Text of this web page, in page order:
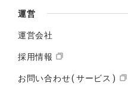
運営
運営会社
採用情報
お問い合わせ(サービス)